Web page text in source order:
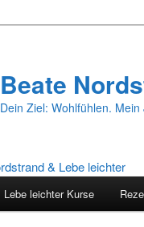
Beate
Dein Ziel: Wohlfühlen.
Lebe leichter Kurse